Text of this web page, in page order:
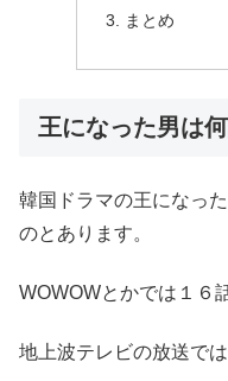
まとめ
王になった男は
韓国ドラマの王になっ
のとあります。
WOWOWとかでは１６
地上波テレビの放送で